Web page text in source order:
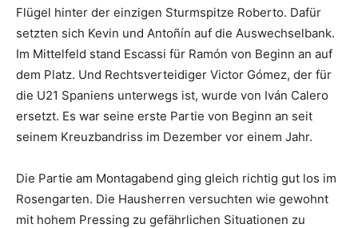
Flügel hinter der einzigen Sturmspitze Roberto. Dafür
setzten sich Kevin und Antoñín auf die Auswechselbank.
Im Mittelfeld stand Escassi für Ramón von Beginn an auf
dem Platz. Und Rechtsverteidiger Victor Gómez, der für
die U21 Spaniens unterwegs ist, wurde von Iván Calero
ersetzt. Es war seine erste Partie von Beginn an seit
seinem Kreuzbandriss im Dezember vor einem Jahr.
Die Partie am Montagabend ging gleich richtig gut los im
Rosengarten. Die Hausherren versuchten wie gewohnt
mit hohem Pressing zu gefährlichen Situationen zu